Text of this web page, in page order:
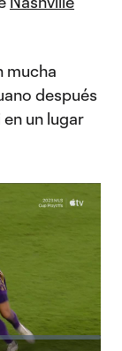
mucha
después
un lugar